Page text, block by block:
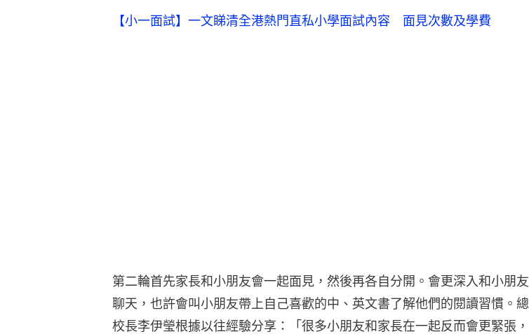
【小一面試】一文睇清全港熱門直私小學面試內容 面見次數及學費
第二輪首先家長和小朋友會一起面見，然後再各自分開。會更深入和小朋友
聊天，也許會叫小朋友帶上自己喜歡的中、英文書了解他們的閱讀習慣。總
校長李伊瑩根據以往經驗分享：「很多小朋友和家長在一起反而會更緊張，